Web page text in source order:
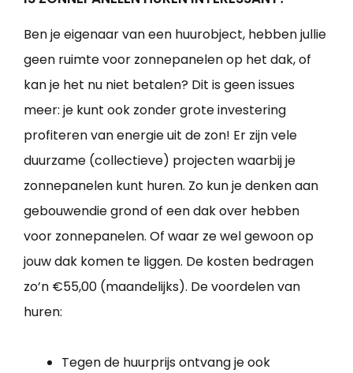
Ben je eigenaar van een huurobject, hebben jullie
geen ruimte voor zonnepanelen op het dak, of
kan je het nu niet betalen? Dit is geen issues
meer: je kunt ook zonder grote investering
profiteren van energie uit de zon! Er zijn vele
duurzame (collectieve) projecten waarbij je
zonnepanelen kunt huren. Zo kun je denken aan
gebouwendie grond of een dak over hebben
voor zonnepanelen. Of waar ze wel gewoon op
jouw dak komen te liggen. De kosten bedragen
zo’n €55,00 (maandelijks). De voordelen van
huren:
Tegen de huurprijs ontvang je ook